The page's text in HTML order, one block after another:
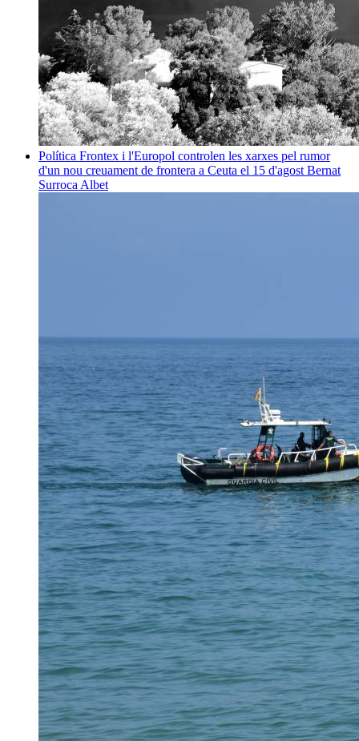
Política Frontex i l'Europol controlen les xarxes pel rumor
d'un nou creuament de frontera a Ceuta el 15 d'agost Bernat
Surroca Albet